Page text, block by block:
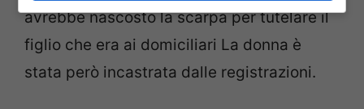
avrebbe nascosto la scarpa per tutelare il
figlio che era ai domiciliari La donna è
stata però incastrata dalle registrazioni.